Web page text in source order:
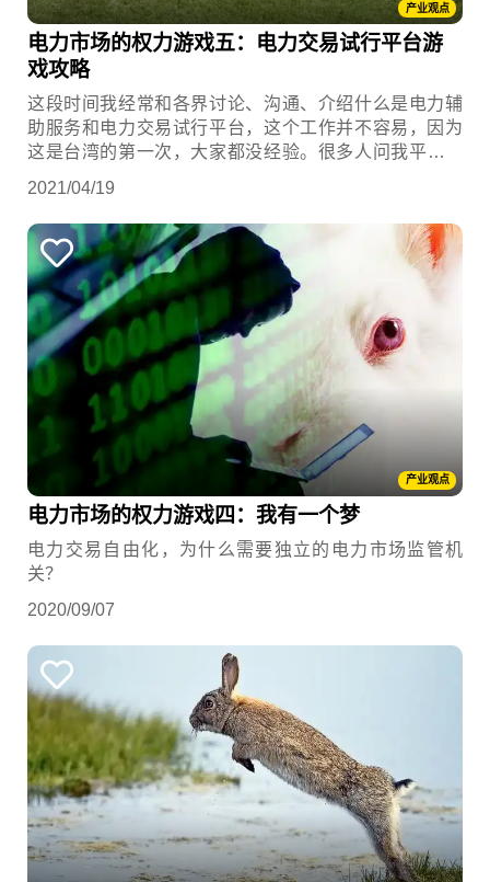
产业观点
电力市场的权力游戏五：电力交易试行平台游
戏攻略
这段时间我经常和各界讨论、沟通、介绍什么是电力辅
助服务和电力交易试行平台，这个工作并不容易，因为
这是台湾的第一次，大家都没经验。很多人问我平台开
会赚钱？有没有人会出来捣乱，破坏市场和游戏规则？
2021/04/19
产业观点
电力市场的权力游戏四：我有一个梦
电力交易自由化，为什么需要独立的电力市场监管机
关？
2020/09/07